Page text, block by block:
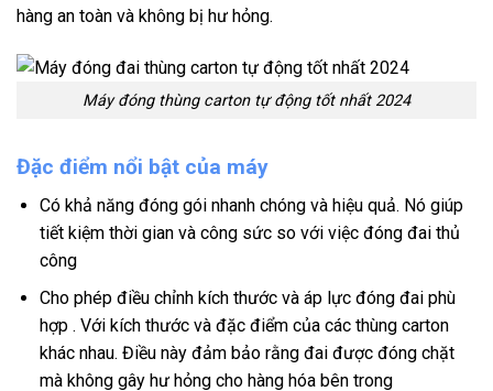
hàng an toàn và không bị hư hỏng.
Máy đóng thùng carton tự động tốt nhất 2024
Đặc điểm nổi bật của máy
Có khả năng đóng gói nhanh chóng và hiệu quả. Nó giúp
tiết kiệm thời gian và công sức so với việc đóng đai thủ
công
Cho phép điều chỉnh kích thước và áp lực đóng đai phù
hợp . Với kích thước và đặc điểm của các thùng carton
khác nhau. Điều này đảm bảo rằng đai được đóng chặt
mà không gây hư hỏng cho hàng hóa bên trong